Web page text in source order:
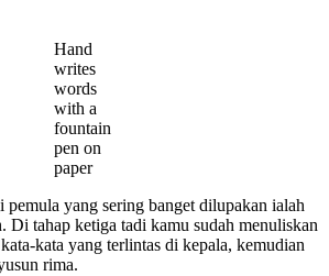
Hand
writes
words
with a
fountain
pen on
paper
pemula yang sering banget dilupakan ialah
Di tahap ketiga tadi kamu sudah menuliskan
kata yang terlintas di kepala, kemudian
rima.